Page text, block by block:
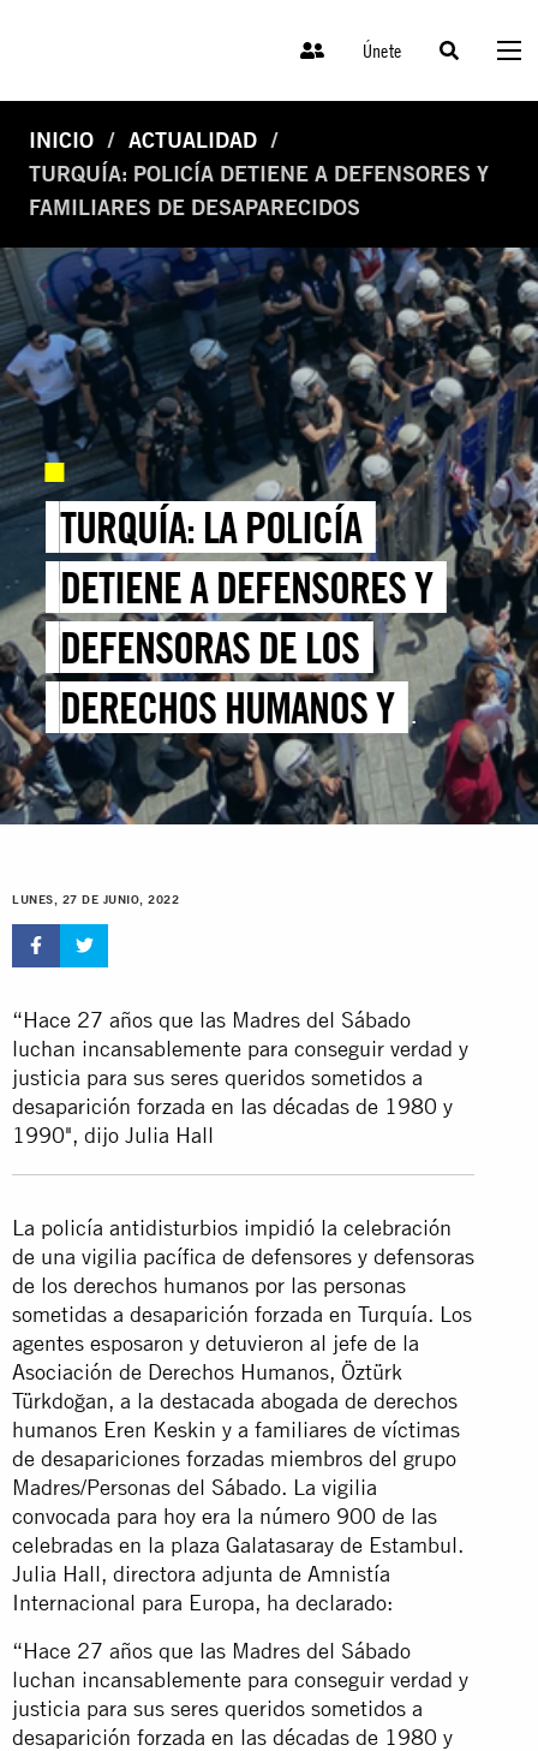
Únete
INICIO
ACTUALIDAD
TURQUÍA: POLICÍA DETIENE A DEFENSORES Y
FAMILIARES DE DESAPARECIDOS
TURQUÍA: LA POLICÍA
DETIENE A DEFENSORES Y
DEFENSORAS DE LOS
DERECHOS HUMANOS Y
FAMILIARES DE PERSONAS
DESAPARECIDAS EN LA
VIGILIA NÚMERO 900 DE LAS
MADRES/PERSONAS DEL
SÁBADO
LUNES, 27 DE JUNIO, 2022
“Hace 27 años que las Madres del Sábado
luchan incansablemente para conseguir verdad y
justicia para sus seres queridos sometidos a
desaparición forzada en las décadas de 1980 y
1990", dijo Julia Hall
La policía antidisturbios impidió la celebración
de una vigilia pacífica de defensores y defensoras
de los derechos humanos por las personas
sometidas a desaparición forzada en Turquía. Los
agentes esposaron y detuvieron al jefe de la
Asociación de Derechos Humanos, Öztürk
Türkdoğan, a la destacada abogada de derechos
humanos Eren Keskin y a familiares de víctimas
de desapariciones forzadas miembros del grupo
Madres/Personas del Sábado. La vigilia
convocada para hoy era la número 900 de las
celebradas en la plaza Galatasaray de Estambul.
Julia Hall, directora adjunta de Amnistía
Internacional para Europa, ha declarado:
“Hace 27 años que las Madres del Sábado
luchan incansablemente para conseguir verdad y
justicia para sus seres queridos sometidos a
desaparición forzada en las décadas de 1980 y